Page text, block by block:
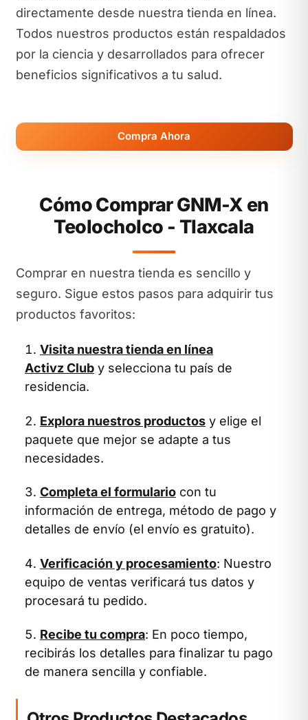
directamente desde nuestra tienda en línea.
Todos nuestros productos están respaldados
por la ciencia y desarrollados para ofrecer
beneficios significativos a tu salud.
Compra Ahora
Cómo Comprar GNM-X en
Teolocholco - Tlaxcala
Comprar en nuestra tienda es sencillo y
seguro. Sigue estos pasos para adquirir tus
productos favoritos:
Visita nuestra tienda en línea
Activz Club y selecciona tu país de
residencia.
Explora nuestros productos y elige el
paquete que mejor se adapte a tus
necesidades.
Completa el formulario con tu
información de entrega, método de pago y
detalles de envío (el envío es gratuito).
Verificación y procesamiento: Nuestro
equipo de ventas verificará tus datos y
procesará tu pedido.
Recibe tu compra: En poco tiempo,
recibirás los detalles para finalizar tu pago
de manera sencilla y confiable.